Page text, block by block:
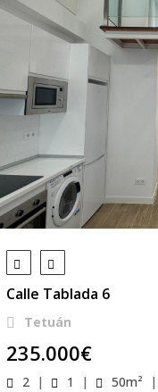
Calle Tablada 6
Tetuán
235.000€
2 | 1 | 50m² |